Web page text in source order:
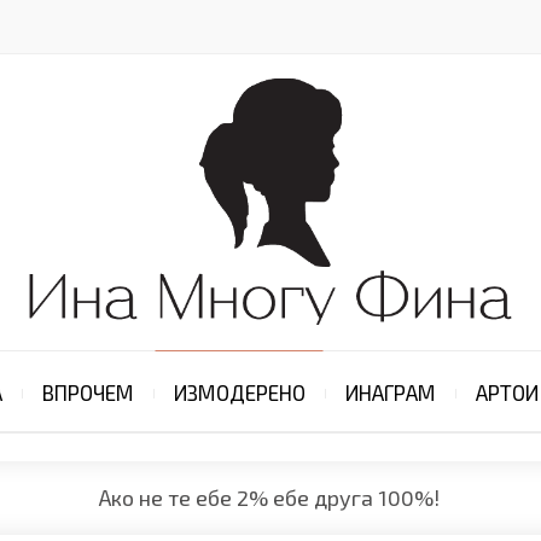
ВПРОЧЕМ ИЗМОДЕРЕНО ИНАГРАМ АРТОИ
Ако не те ебе 2% ебе друга 100%!